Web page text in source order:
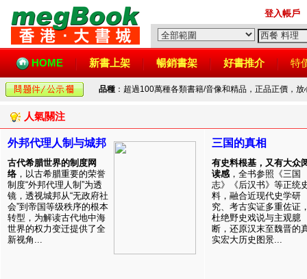
登入帳戶
HOME 新書上架 暢銷書架 好書推介 特
品種 ：超過100萬種各類書籍/音像和精品，正品正價，
人氣關注
外邦代理人制与城邦
古代希腊世界的制度网
络 ，以古希腊重要的荣誉
制度“外邦代理人制”为透
镜，透视城邦从“无政府社
会”到帝国等级秩序的根本
转型，为解读古代地中海
世界的权力变迁提供了全
新视角...
三国的真相
有史料根基，又有大众
读感 ，全书参照《三国
志》《后汉书》等正统
料，融合近现代史学研
究、考古实证多重佐证
杜绝野史戏说与主观臆
断，还原汉末至魏晋的
实宏大历史图景...